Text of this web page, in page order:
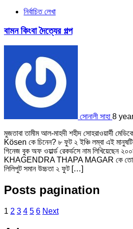
নির্বাচিত লেখা
বামন কিংবা দৈত্যের গল্প
সোনালী সাহা 8
মুজতাবা তামীম আল-মাহদী শহীদ সোহরাওয়ার্দী
Kösen কে চিনেন? ৮ ফুট ২ ইঞ্চি লম্বা এই মানুষটি
গিনেজ বুক অফ ওয়ার্ল্ড রেকর্ডসে নাম লিখিয়েছেন
KHAGENDRA THAPA MAGAR কে তো
লিলিপুট সমান উচ্চতা ২ ফুট […]
Posts pagination
1 2 3 4 5 6 Next